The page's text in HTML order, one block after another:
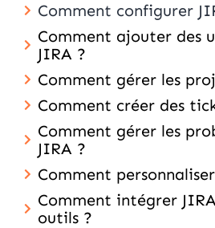
Comment configurer
Comment ajouter des
JIRA ?
Comment gérer les
Comment créer des
Comment gérer les
JIRA ?
Comment
Comment intégrer
outils ?